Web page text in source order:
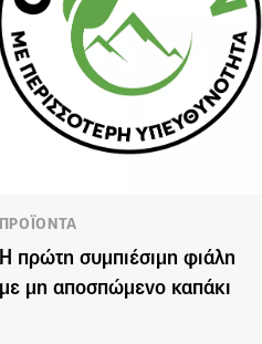
ΠΡΟΪΟΝΤΑ
Η πρώτη συμπιέσιμη φιάλη
με μη αποσπώμενο καπάκι